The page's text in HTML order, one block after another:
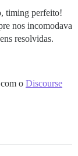
timing perfeito!
nos incomodava
resolvidas.
o Discourse